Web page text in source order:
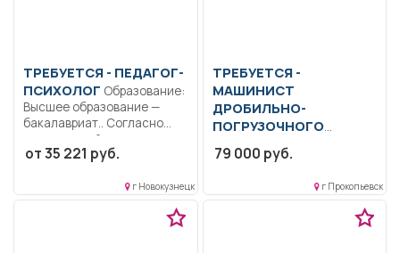
ТРЕБУЕТСЯ - ПЕДАГОГ-
ПСИХОЛОГ
Высшее образование —
бакалавриат.. Согласно
должностной инструкции..
Полный...
от 35 221 руб.
г Новокузнецк
ТРЕБУЕТСЯ -
МАШИНИСТ
ДРОБИЛЬНО-
ПОГРУЗОЧНОГО
АГРЕГАТА
Осуществлять
дробление и сортировку
обслуживание ДСУ..
79 000 руб.
г Прокопьевск